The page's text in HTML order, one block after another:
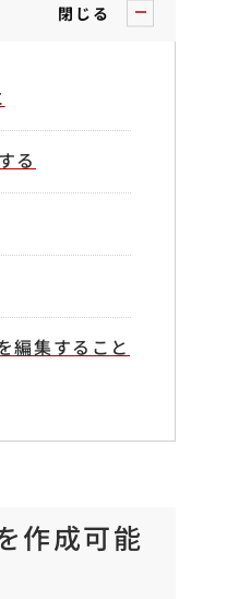
閉じる
る
編集すること
作成可能